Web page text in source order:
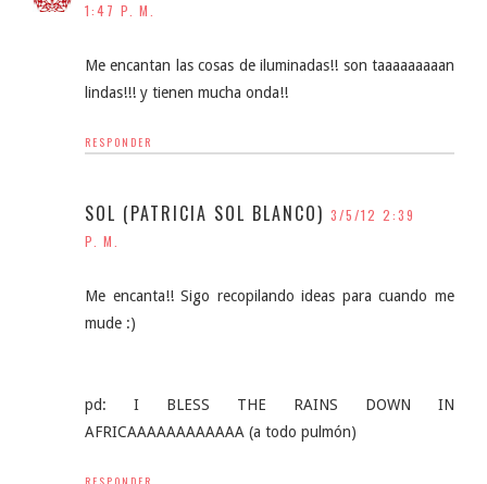
1:47 P. M.
Me encantan las cosas de iluminadas!! son taaaaaaaaan
lindas!!! y tienen mucha onda!!
RESPONDER
SOL (PATRICIA SOL BLANCO) 3/5/12 2:39
P. M.
Me encanta!! Sigo recopilando ideas para cuando me
mude :)
pd: I BLESS THE RAINS DOWN IN
AFRICAAAAAAAAAAAA (a todo pulmón)